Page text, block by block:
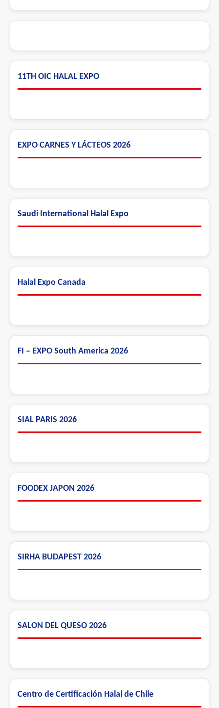
11TH OIC HALAL EXPO
EXPO CARNES Y LÁCTEOS 2026
Saudi International Halal Expo
Halal Expo Canada
FI – EXPO South America 2026
SIAL PARIS 2026
FOODEX JAPON 2026
SIRHA BUDAPEST 2026
SALON DEL QUESO 2026
Centro de Certificación Halal de Chile